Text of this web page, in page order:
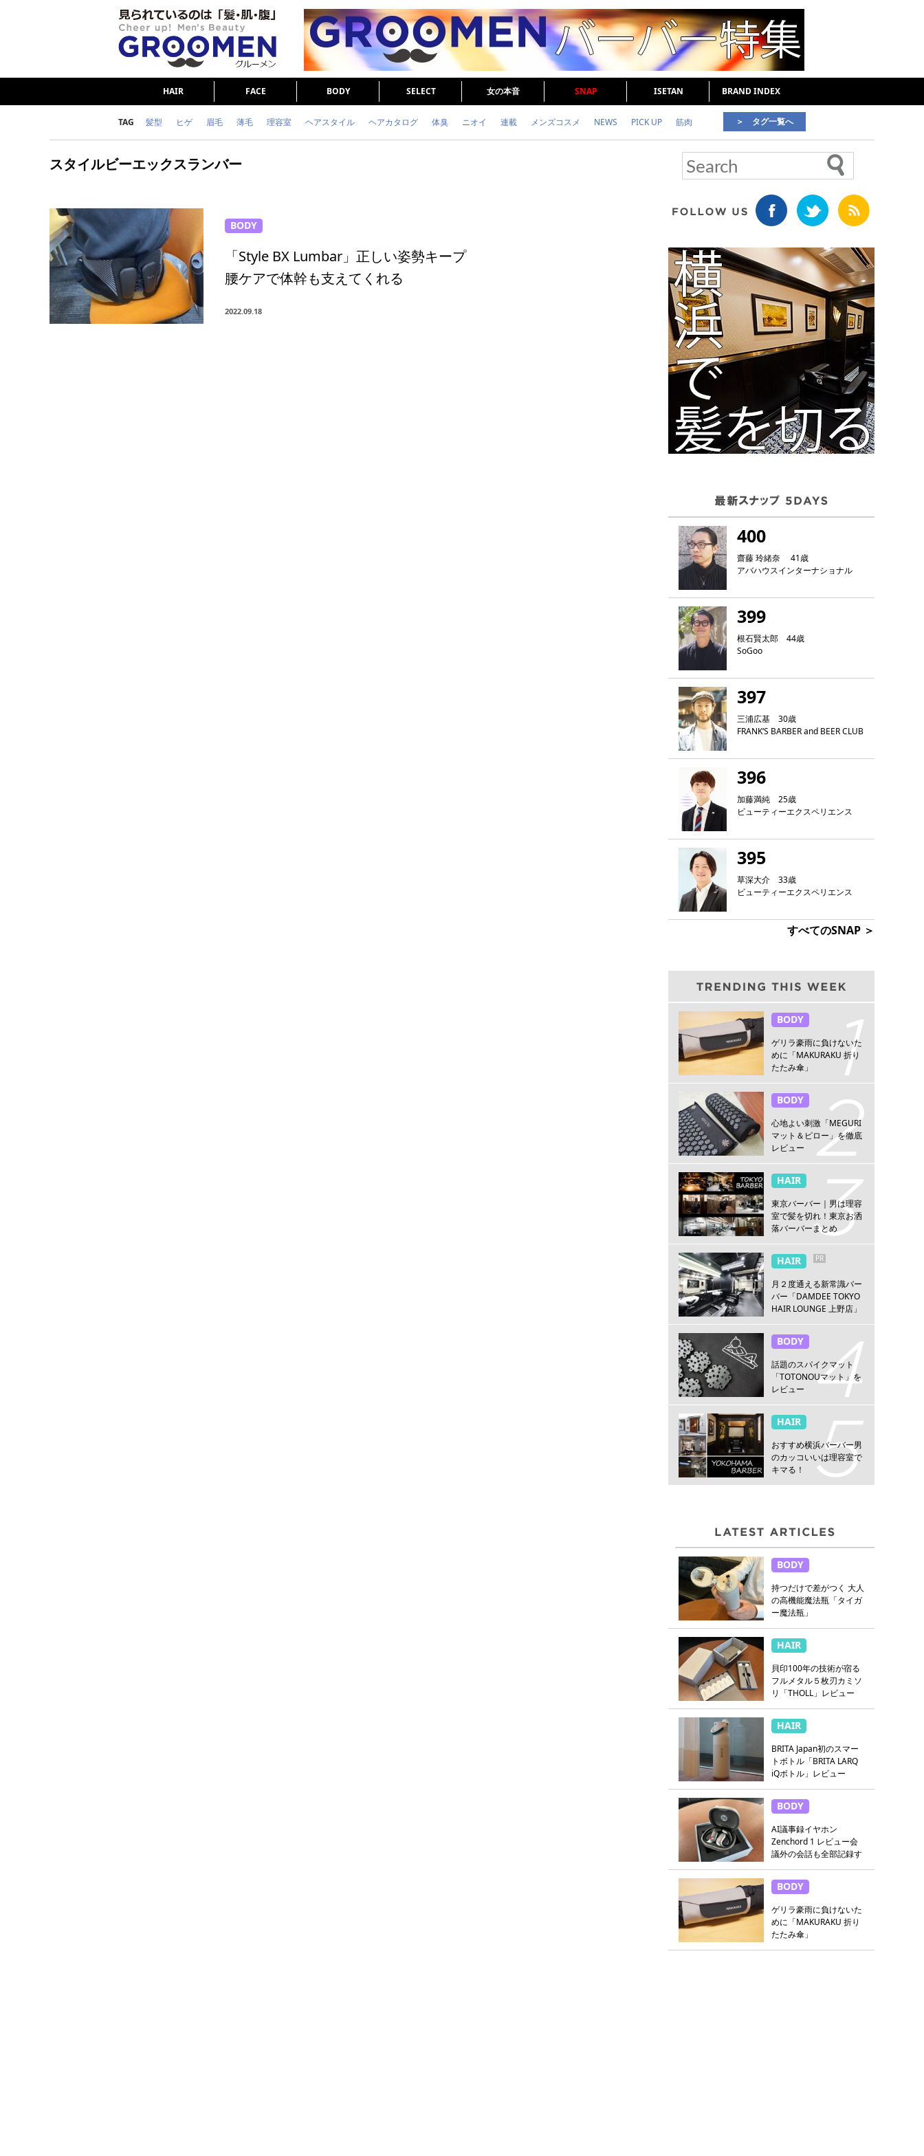
HAIR FACE BODY SELECT 女の本音 SNAP ISETAN BRAND INDEX
TAG 髪型 ヒゲ 眉毛 薄毛 理容室 ヘアスタイル ヘアカタログ 体臭 ニオイ 連載 メンズコスメ NEWS PICK UP 筋肉
女の本音 テストステロン 頭皮ケア
＞ タグ一覧へ
スタイルビーエックスランバー
BODY
「Style BX Lumbar」正しい姿勢キープ
腰ケアで体幹も支えてくれる
2022.09.18
400
齋藤 玲緒奈 41歳
アバハウスインターナショナル
399
根石賢太郎 44歳
SoGoo
397
三浦広基 30歳
FRANK‘S BARBER and BEER CLUB
396
加藤満純 25歳
ビューティーエクスペリエンス
395
草深大介 33歳
ビューティーエクスペリエンス
すべてのSNAP ＞
BODY
ゲリラ豪雨に負けないた
めに「MAKURAKU 折り
たたみ傘」
BODY
心地よい刺激「MEGURI
マット＆ピロー」を徹底
レビュー
HAIR
東京バーバー｜男は理容
室で髪を切れ！東京お洒
落バーバーまとめ
HAIR PR
月２度通える新常識バー
バー「DAMDEE TOKYO
HAIR LOUNGE 上野店」
BODY
話題のスパイクマット
「TOTONOUマット」を
レビュー
HAIR
おすすめ横浜バーバー男
のカッコいいは理容室で
キマる！
BODY
持つだけで差がつく 大人
の高機能魔法瓶「タイガ
ー魔法瓶」
HAIR
貝印100年の技術が宿る
フルメタル５枚刃カミソ
リ「THOLL」レビュー
HAIR
BRITA Japan初のスマー
トボトル「BRITA LARQ
iQボトル」レビュー
BODY
AI議事録イヤホン
Zenchord 1 レビュー会
議外の会話も全部記録す
BODY
ゲリラ豪雨に負けないた
めに「MAKURAKU 折り
たたみ傘」